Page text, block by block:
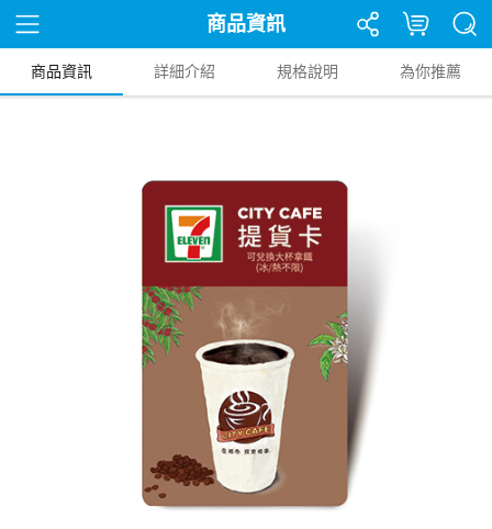
商品資訊
商品資訊 詳細介紹 規格說明 為你推薦